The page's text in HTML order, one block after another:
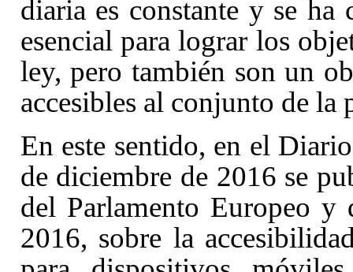
diaria es constante y se ha
esencial para lograr los
ley, pero también son un
accesibles al conjunto de la
En este sentido, en el
de diciembre de 2016 se
del Parlamento Europeo y
2016, sobre la